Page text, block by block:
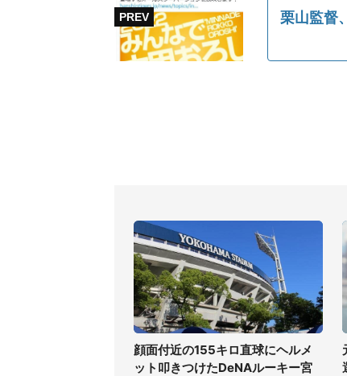
栗山監督
顔面付近の155キロ直球にヘルメ
ット叩きつけたDeNAルーキー宮